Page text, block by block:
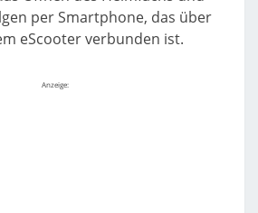
per Smartphone, das über
eScooter verbunden ist.
Anzeige: